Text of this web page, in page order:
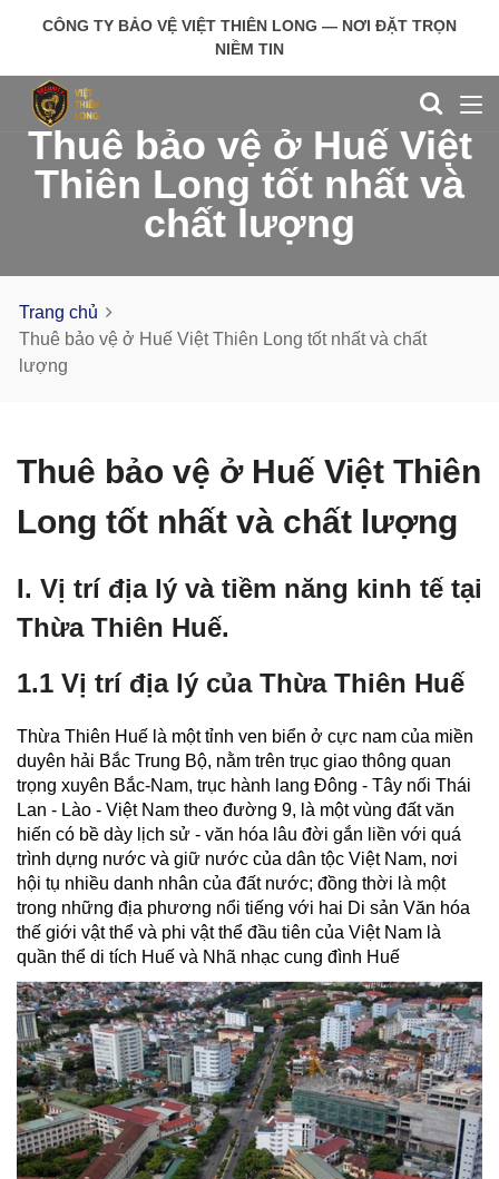
CÔNG TY BẢO VỆ VIỆT THIÊN LONG — NƠI ĐẶT TRỌN
NIỀM TIN
Thuê bảo vệ ở Huế Việt
Thiên Long tốt nhất và
chất lượng
Trang chủ
Thuê bảo vệ ở Huế Việt Thiên Long tốt nhất và chất
lượng
Thuê bảo vệ ở Huế Việt Thiên
Long tốt nhất và chất lượng
I. Vị trí địa lý và tiềm năng kinh tế tại
Thừa Thiên Huế.
1.1 Vị trí địa lý của Thừa Thiên Huế
Thừa Thiên Huế là một tỉnh ven biển ở cực nam của miền
duyên hải Bắc Trung Bộ, nằm trên trục giao thông quan
trọng xuyên Bắc-Nam, trục hành lang Đông - Tây nối Thái
Lan - Lào - Việt Nam theo đường 9, là một vùng đất văn
hiến có bề dày lịch sử - văn hóa lâu đời gắn liền với quá
trình dựng nước và giữ nước của dân tộc Việt Nam, nơi
hội tụ nhiều danh nhân của đất nước; đồng thời là một
trong những địa phương nổi tiếng với hai Di sản Văn hóa
thế giới vật thể và phi vật thể đầu tiên của Việt Nam là
quần thể di tích Huế và Nhã nhạc cung đình Huế